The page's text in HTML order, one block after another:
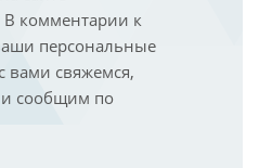
В комментарии к
персональные
свяжемся,
сообщим по